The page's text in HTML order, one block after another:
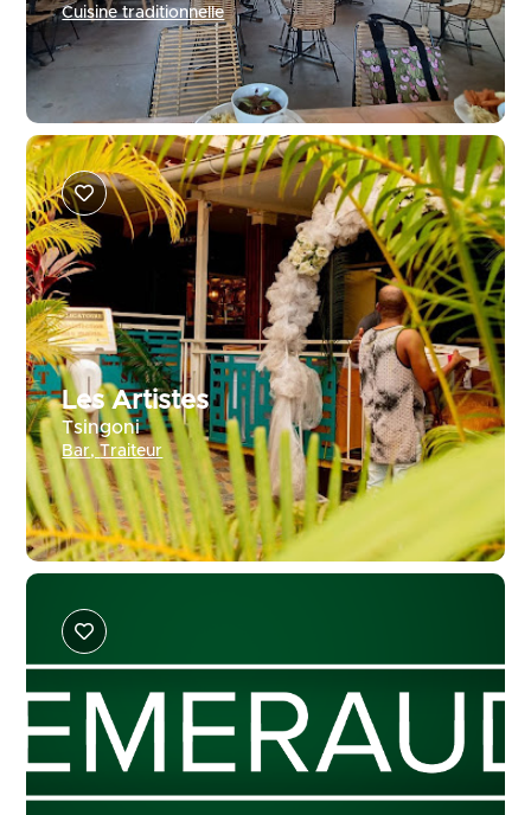
Cuisine traditionnelle
Les Artistes
Tsingoni
Bar,Traiteur